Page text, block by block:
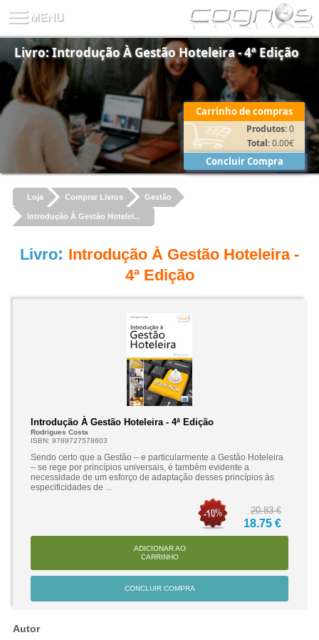
Carrinho de compras
Produtos:0
Total:0.00€
Concluir Compra
Livro: Introdução À Gestão Hoteleira - 4ª Edição
Loja Comprar Livros Gestão
Introdução À Gestão Hotelei...
Livro: Introdução À Gestão Hoteleira -
4ª Edição
Introdução À Gestão Hoteleira - 4ª Edição
Rodrigues Costa
ISBN: 9789727578603
Sendo certo que a Gestão – e particularmente a Gestão Hoteleira
– se rege por princípios universais, é também evidente a
necessidade de um esforço de adaptação desses princípios às
especificidades de ...
20.83 €
18.75 €
ADICIONAR AO
CARRINHO
CONCLUIR COMPRA
Autor